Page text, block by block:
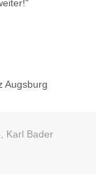
Augsburg
Karl Bader